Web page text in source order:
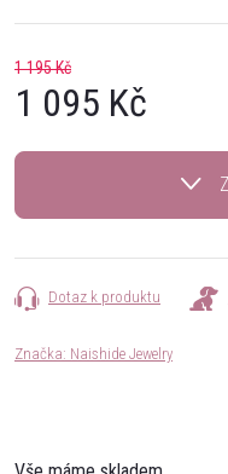
1 195 Kč
1 095 Kč
cena:
Dotaz k produktu
Značka: Naishide Jewelry